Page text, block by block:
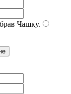
Чашку.